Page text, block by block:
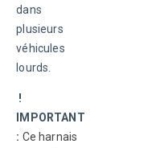
dans
plusieurs
véhicules
lourds.
IMPORTANT
: Ce harnais